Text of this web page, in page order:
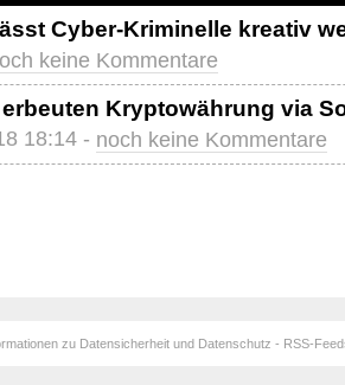
Cyber-Kriminelle kreativ
keine Kommentare
Kryptowährung via
18:14 - noch keine Kommentare
zu Datensicherheit und Datenschutz - RSS-